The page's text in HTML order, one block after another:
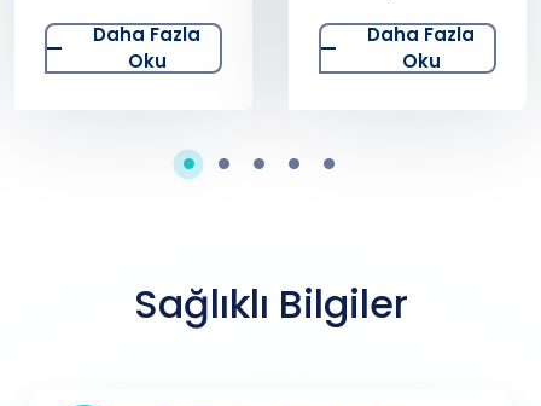
Daha Fazla
Oku
Daha Fazla
Oku
Sağlıklı Bilgiler